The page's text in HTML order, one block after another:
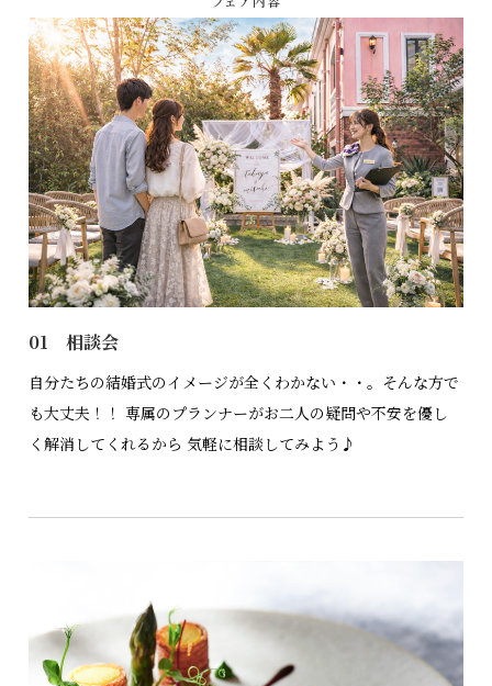
01 相談会
自分たちの結婚式のイメージが全くわかない・・。そんな方で
も大丈夫！！ 専属のプランナーがお二人の疑問や不安を優し
く解消してくれるから 気軽に相談してみよう♪